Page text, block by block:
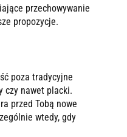
przechowywanie
propozycje.
poza tradycyjne
czy nawet placki.
przed Tobą nowe
wtedy, gdy